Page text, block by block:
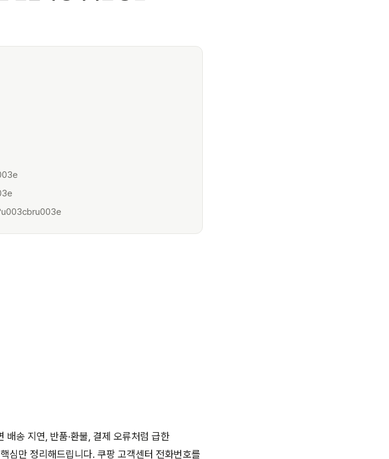
?u003cbru003e
송 지연, 반품·환불, 결제 오류처럼 급한
심만 정리해드립니다. 쿠팡 고객센터 전화번호를